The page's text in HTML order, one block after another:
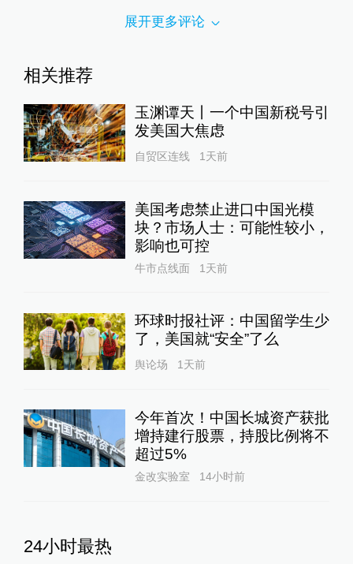
展开更多评论
相关推荐
玉渊谭天丨一个中国新税号引
发美国大焦虑
自贸区连线 1天前
美国考虑禁止进口中国光模
块？市场人士：可能性较小，
影响也可控
牛市点线面 1天前
环球时报社评：中国留学生少
了，美国就“安全”了么
舆论场 1天前
今年首次！中国长城资产获批
增持建行股票，持股比例将不
超过5%
金改实验室 14小时前
24小时最热